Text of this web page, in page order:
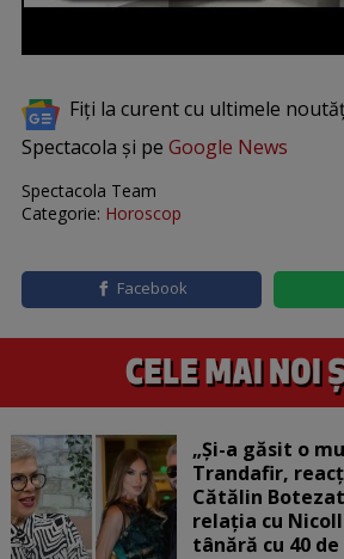
Fiți la curent cu ultimele
Spectacola și pe Google News
Spectacola Team
Categorie: Horoscop
Facebook
„Și-a găsit o
Trandafir,
Cătălin
relația cu
tânără cu 40 de